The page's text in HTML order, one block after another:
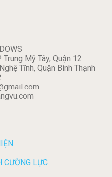
Mỹ Tây, Quận 12
Tĩnh, Quận Bình Thạnh
CƯỜNG LỰC